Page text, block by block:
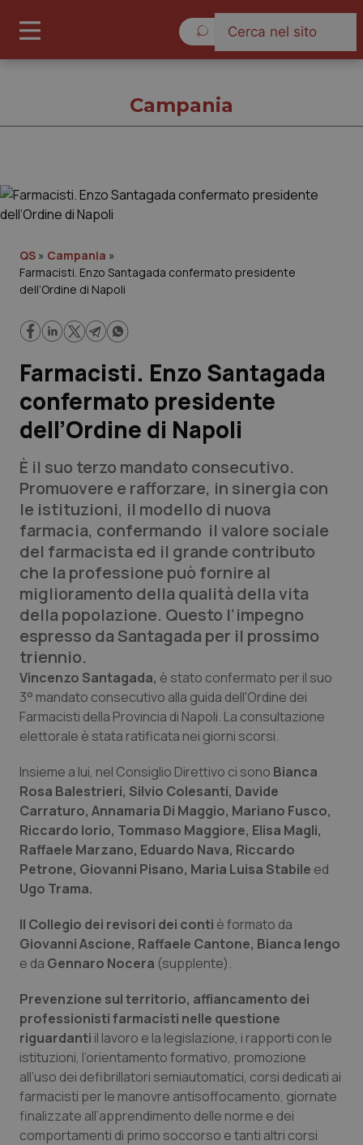
Governo e Parlamento
Regioni e Asl
Lavoro e Professioni
Scienza e Farmaci
Studi e Analisi
Lettere al direttore
Edizioni Regionali
QS Pro
Professionisti Sanitari.AI
Abruzzo
Basilicata
Calabria
Campania
Emilia-Romagna
Friuli Venezia Giulia
Liguria
Lombardia
Marche
Molise
Piemonte
QS Pro Gold
Artrite & artrosi
Asma & BPCO
Car-T
Colesterolo & coronaropatie
Dermatite Atopica
Disturbi dell’umore
Dolore
Donna & Salute
Epatiti
HIV
QS Club Newsletter
Campania
QS » Campania »
Farmacisti. Enzo Santagada confermato presidente
dell’Ordine di Napoli
Farmacisti. Enzo Santagada
confermato presidente
dell’Ordine di Napoli
È il suo terzo mandato consecutivo.
Promuovere e rafforzare, in sinergia con
le istituzioni, il modello di nuova
farmacia, confermando il valore sociale
del farmacista ed il grande contributo
che la professione può fornire al
miglioramento della qualità della vita
della popolazione. Questo l’impegno
espresso da Santagada per il prossimo
triennio.
Vincenzo Santagada, è stato confermato per il suo
3° mandato consecutivo alla guida dell'Ordine dei
Farmacisti della Provincia di Napoli. La consultazione
elettorale è stata ratificata nei giorni scorsi.
Insieme a lui, nel Consiglio Direttivo ci sono Bianca
Rosa Balestrieri, Silvio Colesanti, Davide
Carraturo, Annamaria Di Maggio, Mariano Fusco,
Riccardo Iorio, Tommaso Maggiore, Elisa Magli,
Raffaele Marzano, Eduardo Nava, Riccardo
Petrone, Giovanni Pisano, Maria Luisa Stabile ed
Ugo Trama.
Il Collegio dei revisori dei conti è formato da
Giovanni Ascione, Raffaele Cantone, Bianca Iengo
e da Gennaro Nocera (supplente).
Prevenzione sul territorio, affiancamento dei
professionisti farmacisti nelle questione
riguardanti il lavoro e la legislazione, i rapporti con le
istituzioni, l’orientamento formativo, promozione
all’uso dei defibrillatori semiautomatici, corsi dedicati ai
farmacisti per le manovre antisoffocamento, giornate
finalizzate all’apprendimento delle norme e dei
comportamenti di primo soccorso e tanti altri corsi